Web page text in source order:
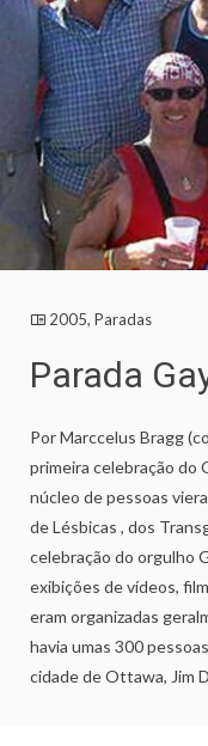
2005,Paradas
Parada
Por Marccelus Bragg
primeira celebração do
núcleo de pessoas
de Lésbicas , dos
celebração do orgulho
exibições de vídeos,
eram organizadas
havia umas 300
cidade de Ottawa, Jim